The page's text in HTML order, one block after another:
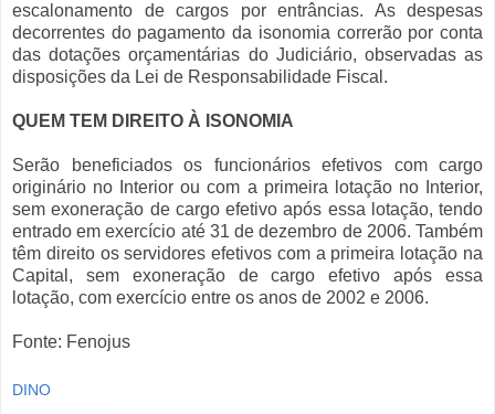
escalonamento de cargos por entrâncias. As despesas
decorrentes do pagamento da isonomia correrão por conta
das dotações orçamentárias do Judiciário, observadas as
disposições da Lei de Responsabilidade Fiscal.
QUEM TEM DIREITO À ISONOMIA
Serão beneficiados os funcionários efetivos com cargo
originário no Interior ou com a primeira lotação no Interior,
sem exoneração de cargo efetivo após essa lotação, tendo
entrado em exercício até 31 de dezembro de 2006. Também
têm direito os servidores efetivos com a primeira lotação na
Capital, sem exoneração de cargo efetivo após essa
lotação, com exercício entre os anos de 2002 e 2006.
Fonte: Fenojus
DINO